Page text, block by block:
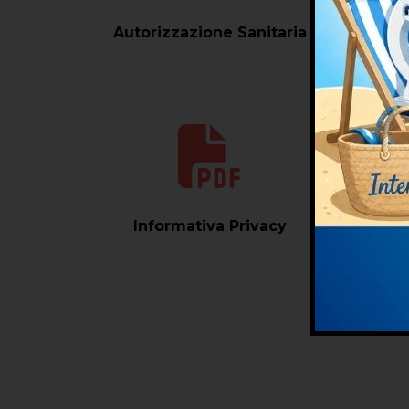
Autorizzazione Sanitaria
Informativa Privacy